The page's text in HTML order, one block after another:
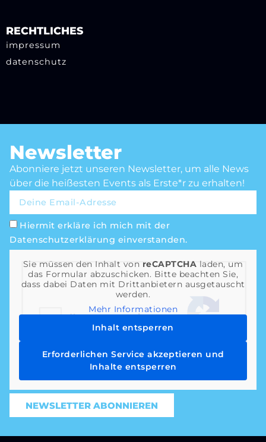
RECHTLICHES
impressum
datenschutz
Newsletter
Abonniere jetzt unseren Newsletter, um alle News
über die heißesten Events als Erste*r zu erhalten!
Hiermit erkläre ich mich mit der
Datenschutzerklärung einverstanden.
Sie müssen den Inhalt von reCAPTCHA laden, um
das Formular abzuschicken. Bitte beachten Sie,
dass dabei Daten mit Drittanbietern ausgetauscht
werden.
Mehr Informationen
Inhalt entsperren
Erforderlichen Service akzeptieren und
Inhalte entsperren
NEWSLETTER ABONNIEREN